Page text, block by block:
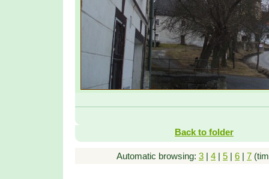
Back to folder
Automatic browsing: 3 | 4 | 5 | 6 | 7